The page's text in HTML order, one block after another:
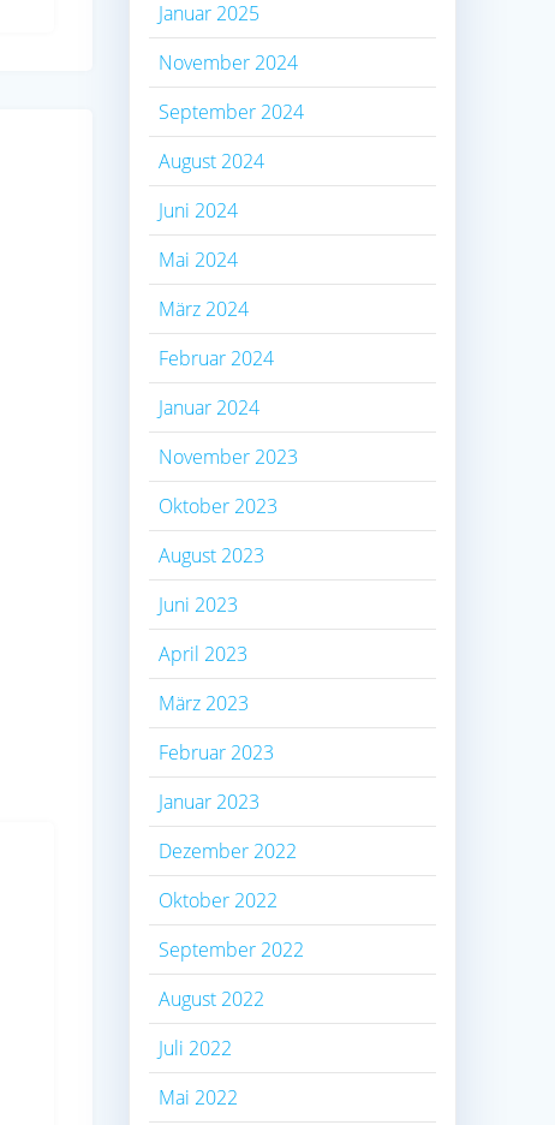
Januar 2025
November 2024
September 2024
August 2024
Juni 2024
Mai 2024
März 2024
Februar 2024
Januar 2024
November 2023
Oktober 2023
August 2023
Juni 2023
April 2023
März 2023
Februar 2023
Januar 2023
Dezember 2022
Oktober 2022
September 2022
August 2022
Juli 2022
Mai 2022